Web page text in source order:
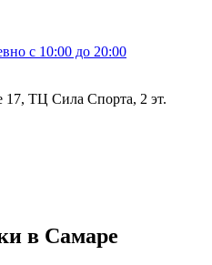
с 10:00 до 20:00
17, ТЦ Сила Спорта, 2 эт.
в Самаре